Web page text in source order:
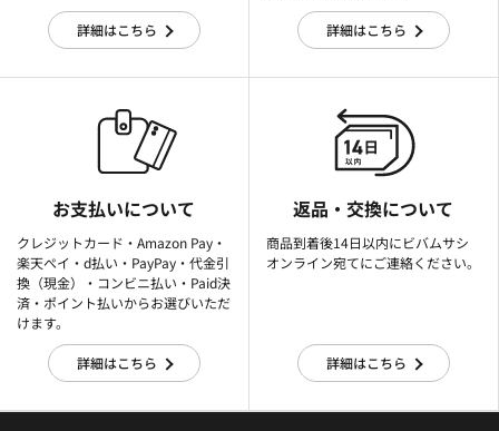
詳細はこちら 詳細はこちら
お支払いについて
クレジットカード・Amazon Pay・
楽天ぺイ・d払い・PayPay・代金引
換（現金）・コンビニ払い・Paid決
済・ポイント払いからお選びいただ
けます。
詳細はこちら
返品・交換について
商品到着後14日以内にビバムサシ
オンライン宛てにご連絡ください。
詳細はこちら